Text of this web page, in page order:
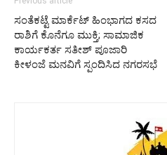
ಸಂತೆಕಟ್ಟೆ ಮಾರ್ಕೆಟ್ ಹಿಂಭಾಗದ ಕಸದ
ರಾಶಿಗೆ ಕೊನೆಗೂ ಮುಕ್ತಿ; ಸಾಮಾಜಿಕ
ಕಾರ್ಯಕರ್ತ ಸತೀಶ್ ಪೂಜಾರಿ
ಕೀಳಂಜೆ ಮನವಿಗೆ ಸ್ಪಂದಿಸಿದ ನಗರಸಭೆ